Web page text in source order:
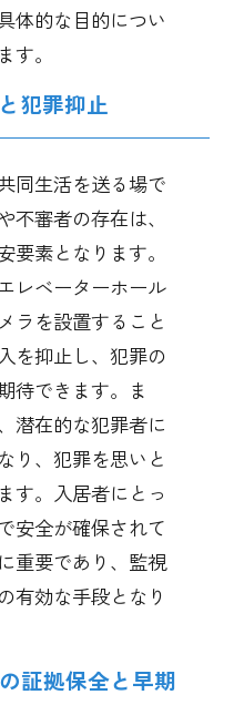
体的な目的につい
す。
犯罪抑止
同生活を送る場で
不審者の存在は、
要素となります。
レベーターホール
ラを設置すること
を抑止し、犯罪の
待できます。ま
潜在的な犯罪者に
り、犯罪を思いと
す。入居者にとっ
安全が確保されて
重要であり、監視
有効な手段となり
証拠保全と早期